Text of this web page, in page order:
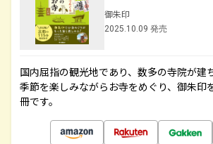
御朱印
2025.10.09 発売
国内屈指の観光地であり、数多の寺院が建
季節を楽しみながらお寺をめぐり、御朱印
冊です。